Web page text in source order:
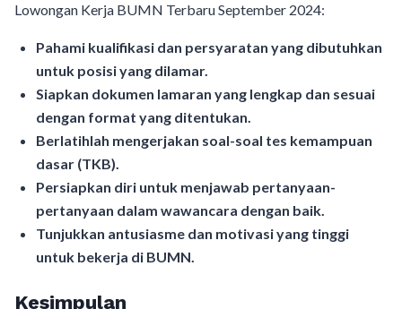
Lowongan Kerja BUMN Terbaru September 2024:
Pahami kualifikasi dan persyaratan yang dibutuhkan
untuk posisi yang dilamar.
Siapkan dokumen lamaran yang lengkap dan sesuai
dengan format yang ditentukan.
Berlatihlah mengerjakan soal-soal tes kemampuan
dasar (TKB).
Persiapkan diri untuk menjawab pertanyaan-
pertanyaan dalam wawancara dengan baik.
Tunjukkan antusiasme dan motivasi yang tinggi
untuk bekerja di BUMN.
Kesimpulan